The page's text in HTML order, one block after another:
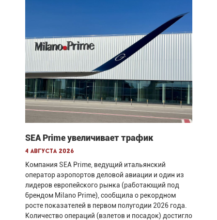
SEA Prime увеличивает трафик
4 августа 2026
Компания SEA Prime, ведущий итальянский
оператор аэропортов деловой авиации и один из
лидеров европейского рынка (работающий под
брендом Milano Prime), сообщила о рекордном
росте показателей в первом полугодии 2026 года.
Количество операций (взлетов и посадок) достигло